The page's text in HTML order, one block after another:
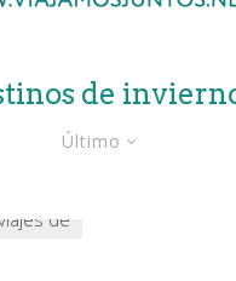
de
Último